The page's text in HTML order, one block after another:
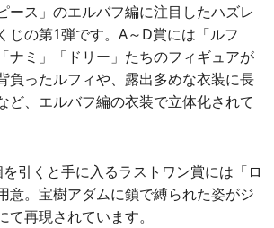
ース」のエルバフ編に注目したハズレ
じの第1弾です。A～D賞には「ルフ
ナミ」「ドリー」たちのフィギュアが
負ったルフィや、露出多めな衣装に長
ど、エルバフ編の衣装で立体化されて
引くと手に入るラストワン賞には「ロ
意。宝樹アダムに鎖で縛られた姿がジ
再現されています。